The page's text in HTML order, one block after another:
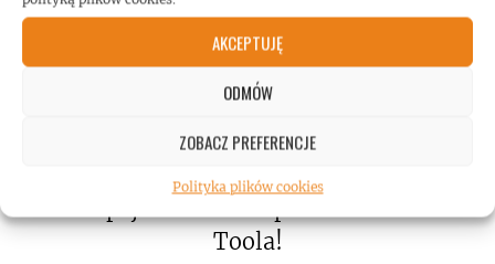
AKCEPTUJĘ
ODMÓW
ZOBACZ PREFERENCJE
Polityka plików cookies
Gary Holt: biografia gitarzysty dostępna w